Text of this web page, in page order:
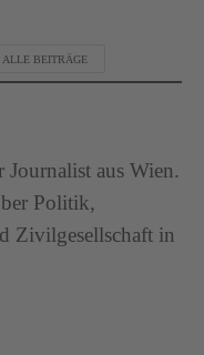
ALLE BEITRÄGE
aus Wien.
Politik,
Zivilgesellschaft in